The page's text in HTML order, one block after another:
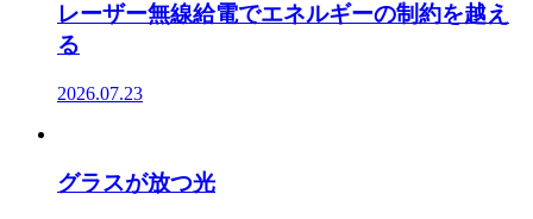
レーザー無線給電でエネルギーの制約を越え
る
2026.07.23
グラスが放つ光